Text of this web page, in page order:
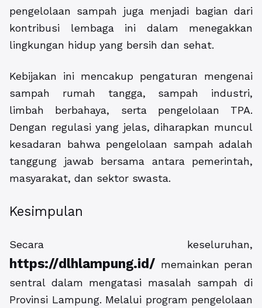
pengelolaan sampah juga menjadi bagian dari
kontribusi lembaga ini dalam menegakkan
lingkungan hidup yang bersih dan sehat.
Kebijakan ini mencakup pengaturan mengenai
sampah rumah tangga, sampah industri,
limbah berbahaya, serta pengelolaan TPA.
Dengan regulasi yang jelas, diharapkan muncul
kesadaran bahwa pengelolaan sampah adalah
tanggung jawab bersama antara pemerintah,
masyarakat, dan sektor swasta.
Kesimpulan
Secara keseluruhan,
https://dlhlampung.id/ memainkan peran
sentral dalam mengatasi masalah sampah di
Provinsi Lampung. Melalui program pengelolaan